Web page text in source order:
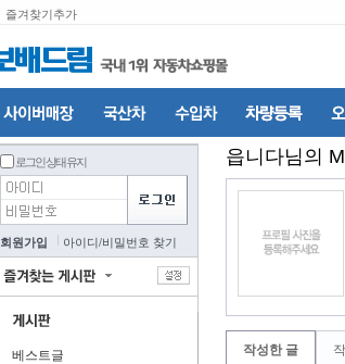
즐겨찾기추가
로그인 상태 유지
회원가입 아이디/비밀번호 찾기
베스트글
읍니다님의
작성한 글